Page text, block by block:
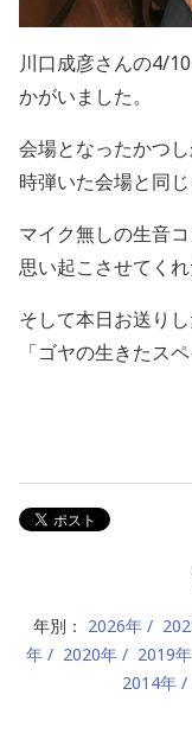
川口成彦さんの4/
かがいました。
会場となったかつ
時弾いた会場と同じ
マイク無しの生音
思い起こさせてく
そして本日お送り
「ゴヤの生きたス
年別： 2026年
年
2020年 2019年
2014年